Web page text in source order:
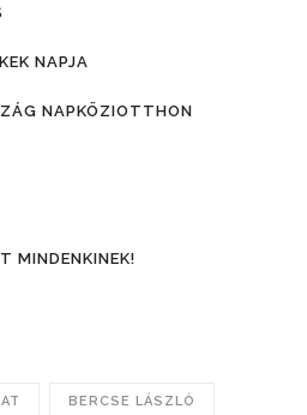
NAPJA
NAPKÖZIOTTHON
MINDENKINEK!
BERCSE LÁSZLÓ